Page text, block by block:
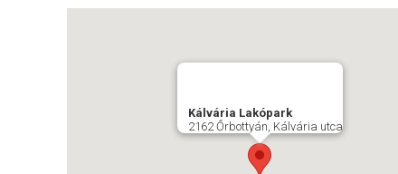
Kálvária Lakópark
2162 Őrbottyán, Kálvária utca